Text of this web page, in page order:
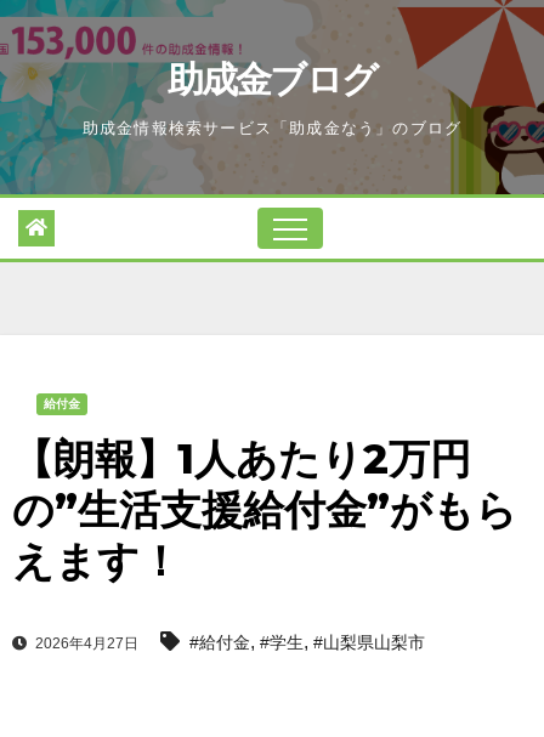
Skip
to
content
助成金ブログ
助成金情報検索サービス「助成金なう」のブログ
給付金
【朗報】1人あたり2万円
の”生活支援給付金”がもら
えます！
2026年4月27日 #給付金, #学生, #山梨県山梨市